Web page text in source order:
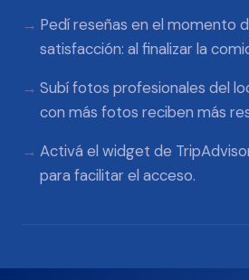
Pedí reseñas en el momento
satisfacción: al finalizar la
Subí fotos profesionales del
con más fotos reciben más
Activá el widget de
para facilitar el acceso.